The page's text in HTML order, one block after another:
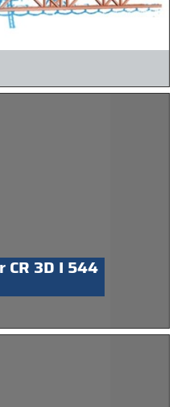
CR 3D I 544